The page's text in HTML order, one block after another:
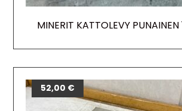
MINERIT KATTOLEVY PUNAINEN
52,00 €